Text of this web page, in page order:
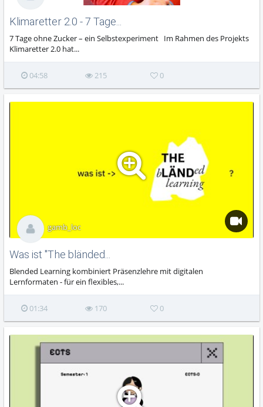
Klimaretter 2.0 - 7 Tage...
7 Tage ohne Zucker – ein Selbstexperiment Im Rahmen des Projekts
Klimaretter 2.0 hat...
04:58 215 0
Was ist "The bländed...
Blended Learning kombiniert Präsenzlehre mit digitalen
Lernformaten - für ein flexibles,...
gamb_loc
01:34 170 0